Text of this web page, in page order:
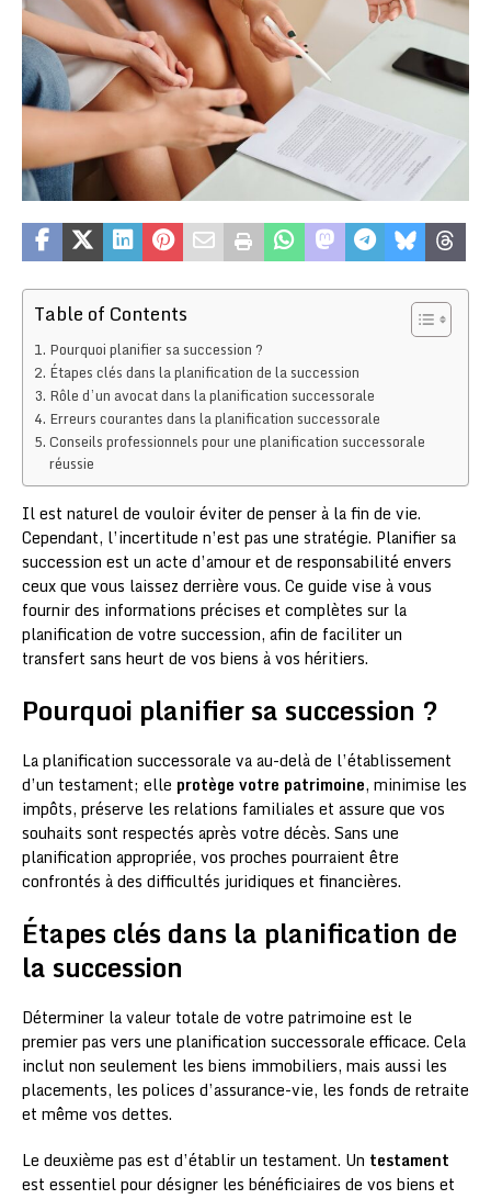
Table of Contents
Pourquoi planifier sa succession ?
Étapes clés dans la planification de la succession
Rôle d’un avocat dans la planification successorale
Erreurs courantes dans la planification successorale
Conseils professionnels pour une planification successorale
réussie
Il est naturel de vouloir éviter de penser à la fin de vie.
Cependant, l’incertitude n’est pas une stratégie. Planifier sa
succession est un acte d’amour et de responsabilité envers
ceux que vous laissez derrière vous. Ce guide vise à vous
fournir des informations précises et complètes sur la
planification de votre succession, afin de faciliter un
transfert sans heurt de vos biens à vos héritiers.
Pourquoi planifier sa succession ?
La planification successorale va au-delà de l’établissement
d’un testament; elle protège votre patrimoine, minimise les
impôts, préserve les relations familiales et assure que vos
souhaits sont respectés après votre décès. Sans une
planification appropriée, vos proches pourraient être
confrontés à des difficultés juridiques et financières.
Étapes clés dans la planification de
la succession
Déterminer la valeur totale de votre patrimoine est le
premier pas vers une planification successorale efficace. Cela
inclut non seulement les biens immobiliers, mais aussi les
placements, les polices d’assurance-vie, les fonds de retraite
et même vos dettes.
Le deuxième pas est d’établir un testament. Un testament
est essentiel pour désigner les bénéficiaires de vos biens et